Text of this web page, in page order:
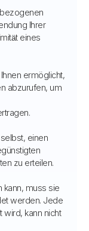
Ihrer
eines
ermöglicht,
abzurufen, um
einen
zu erteilen.
kann, muss sie
werden. Jede
wird, kann nicht